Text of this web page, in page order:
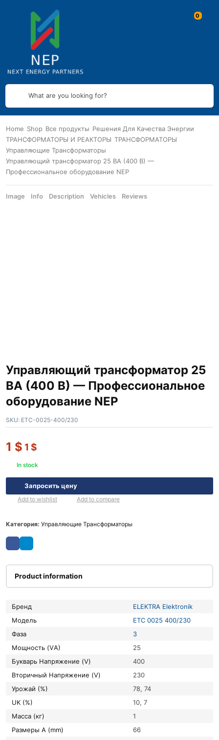
What are you looking for?
Home Shop Все продукты Решения Для Качества Энергии
ТРАНСФОРМАТОРЫ И РЕАКТОРЫ ТРАНСФОРМАТОРЫ
Управляющие Трансформаторы
Управляющий трансформатор 25 ВА (400 В) —
Профессиональное оборудование NEP
Image Info Description Vehicles Reviews
Управляющий трансформатор 25
ВА (400 В) — Профессиональное
оборудование NEP
SKU: ETC-0025-400/230
1 $ 1 $
In stock
Запросить цену
Add to wishlist Add to compare
Категория: Управляющие Трансформаторы
Product information
Бренд
ELEKTRA Elektronik
Модель
ETC 0025 400/230
Фаза
3
Мощность (VА)
25
букварь Напряжение (V)
400
вторичный Напряжение (V)
230
Урожай (%)
78, 74
UK (%)
10, 7
Масса (кг)
1
Размеры A (mm)
66